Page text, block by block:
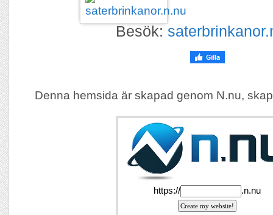
Besök:
Denna hemsida är skapad genom N.nu,